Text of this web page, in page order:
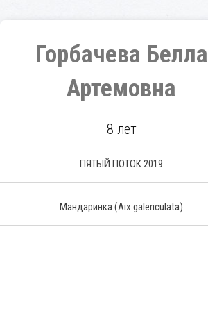
Горбачева Белла
Артемовна
8 лет
ПЯТЫЙ ПОТОК 2019
Мандаринка(Aix galericulata)